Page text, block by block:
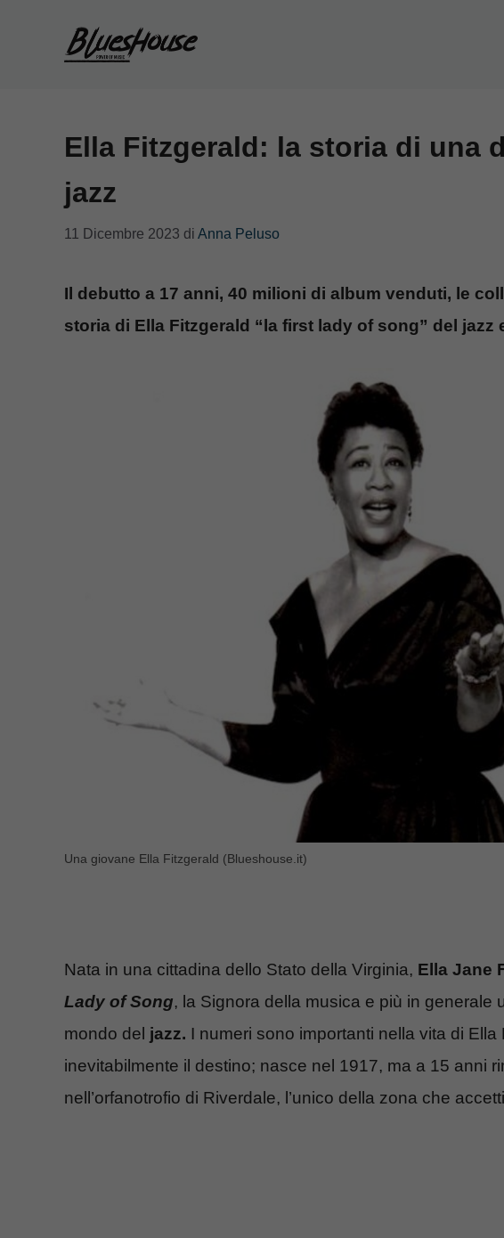
Ella Fitzgerald: la storia di una
jazz
11 Dicembre 2023 di Anna Peluso
Il debutto a 17 anni, 40 milioni di album venduti, le
storia di Ella Fitzgerald “la first lady of song” del jazz
Una giovane Ella Fitzgerald (Blueshouse.it)
Nata in una cittadina dello Stato della Virginia, Ella Jane
Lady of Song, la Signora della musica e più in generale
mondo del jazz. I numeri sono importanti nella vita di
inevitabilmente il destino; nasce nel 1917, ma a 15 anni
nell’orfanotrofio di Riverdale, l’unico della zona che